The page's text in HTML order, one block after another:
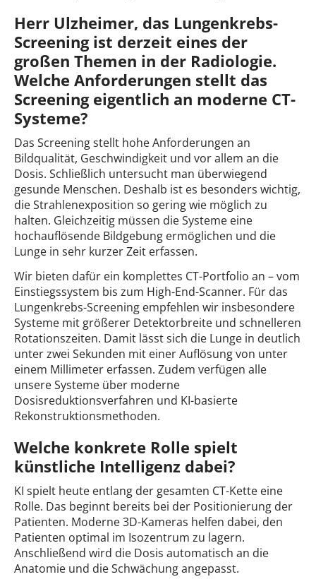
Herr Ulzheimer, das Lungenkrebs-
Screening ist derzeit eines der
großen Themen in der Radiologie.
Welche Anforderungen stellt das
Screening eigentlich an moderne CT-
Systeme?
Das Screening stellt hohe Anforderungen an
Bildqualität, Geschwindigkeit und vor allem an die
Dosis. Schließlich untersucht man überwiegend
gesunde Menschen. Deshalb ist es besonders wichtig,
die Strahlenexposition so gering wie möglich zu
halten. Gleichzeitig müssen die Systeme eine
hochauflösende Bildgebung ermöglichen und die
Lunge in sehr kurzer Zeit erfassen.
Wir bieten dafür ein komplettes CT-Portfolio an – vom
Einstiegssystem bis zum High-End-Scanner. Für das
Lungenkrebs-Screening empfehlen wir insbesondere
Systeme mit größerer Detektorbreite und schnelleren
Rotationszeiten. Damit lässt sich die Lunge in deutlich
unter zwei Sekunden mit einer Auflösung von unter
einem Millimeter erfassen. Zudem verfügen alle
unsere Systeme über moderne
Dosisreduktionsverfahren und KI-basierte
Rekonstruktionsmethoden.
Welche konkrete Rolle spielt
künstliche Intelligenz dabei?
KI spielt heute entlang der gesamten CT-Kette eine
Rolle. Das beginnt bereits bei der Positionierung der
Patienten. Moderne 3D-Kameras helfen dabei, den
Patienten optimal im Isozentrum zu lagern.
Anschließend wird die Dosis automatisch an die
Anatomie und die Schwächung angepasst.